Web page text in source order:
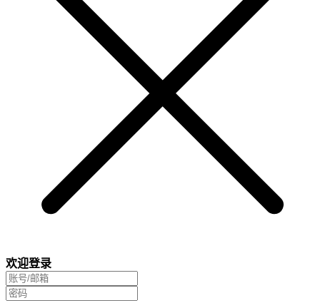
欢迎登录